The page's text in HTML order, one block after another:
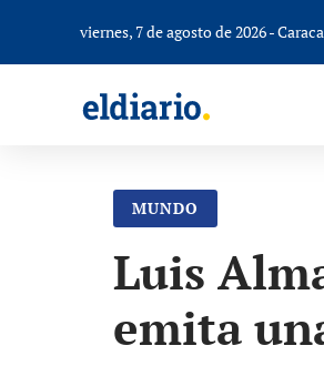
viernes, 7 de agosto de 2026 -
MUNDO
Luis
emita